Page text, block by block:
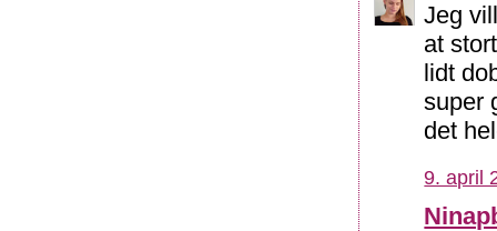
Jeg
at
lidt
super
det
9. april